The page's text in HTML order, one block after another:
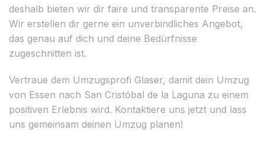
deshalb bieten wir dir faire und transparente Preise an.
Wir erstellen dir gerne ein unverbindliches Angebot,
das genau auf dich und deine Bedürfnisse
zugeschnitten ist.
Vertraue dem Umzugsprofi Glaser, damit dein Umzug
von Essen nach San Cristóbal de la Laguna zu einem
positiven Erlebnis wird. Kontaktiere uns jetzt und lass
uns gemeinsam deinen Umzug planen!